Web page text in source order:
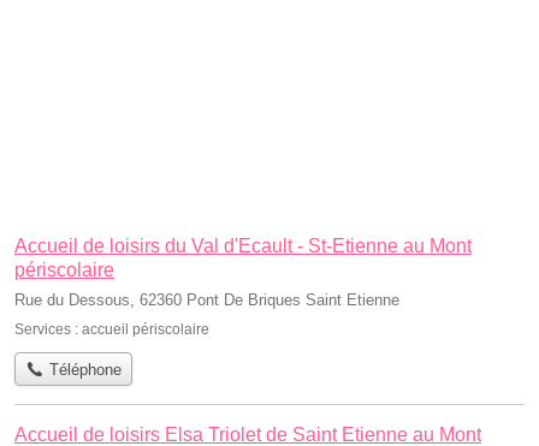
Accueil de loisirs du Val d'Ecault - St-Etienne au Mont
périscolaire
Rue du Dessous, 62360 Pont De Briques Saint Etienne
Services : accueil périscolaire
Téléphone
Accueil de loisirs Elsa Triolet de Saint Etienne au Mont